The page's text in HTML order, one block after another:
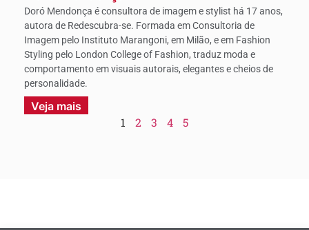
Doró Mendonça é consultora de imagem e stylist há 17 anos,
autora de Redescubra-se. Formada em Consultoria de
Imagem pelo Instituto Marangoni, em Milão, e em Fashion
Styling pelo London College of Fashion, traduz moda e
comportamento em visuais autorais, elegantes e cheios de
personalidade.
Veja mais
1 2 3 4 5